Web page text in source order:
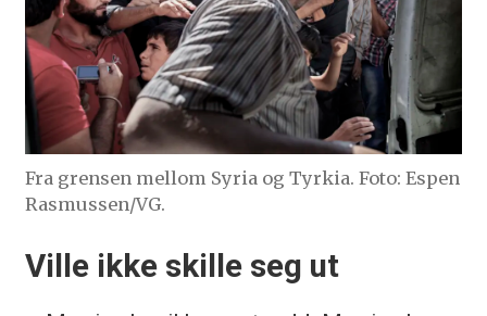
Fra grensen mellom Syria og Tyrkia. Foto: Espen
Rasmussen/VG.
Ville ikke skille seg ut